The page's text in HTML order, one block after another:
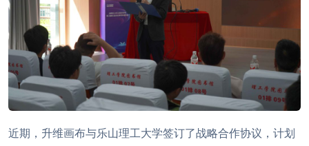
近期，升维画布与乐山理工大学签订了战略合作协议，计划